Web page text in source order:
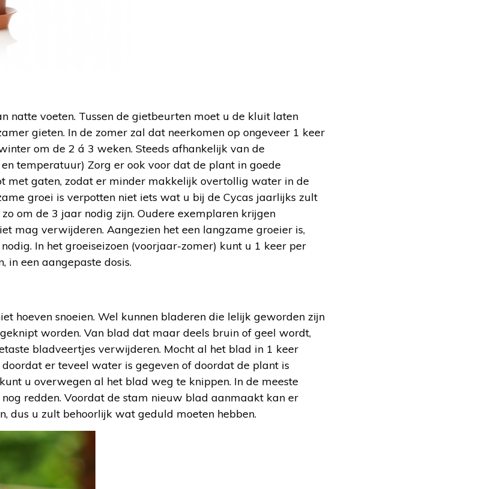
natte voeten. Tussen de gietbeurten moet u de kluit laten
gieten. In de zomer zal dat neerkomen op ongeveer 1 keer
om de 2 á 3 weken. Steeds afhankelijk van de
temperatuur) Zorg er ook voor dat de plant in goede
met gaten, zodat er minder makkelijk overtollig water in de
groei is verpotten niet iets wat u bij de Cycas jaarlijks zult
om de 3 jaar nodig zijn. Oudere exemplaren krijgen
mag verwijderen. Aangezien het een langzame groeier is,
In het groeiseizoen (voorjaar-zomer) kunt u 1 keer per
in een aangepaste dosis.
hoeven snoeien. Wel kunnen bladeren die lelijk geworden zijn
worden. Van blad dat maar deels bruin of geel wordt,
bladveertjes verwijderen. Mocht al het blad in 1 keer
er teveel water is gegeven of doordat de plant is
u overwegen al het blad weg te knippen. In de meeste
redden. Voordat de stam nieuw blad aanmaakt kan er
dus u zult behoorlijk wat geduld moeten hebben.